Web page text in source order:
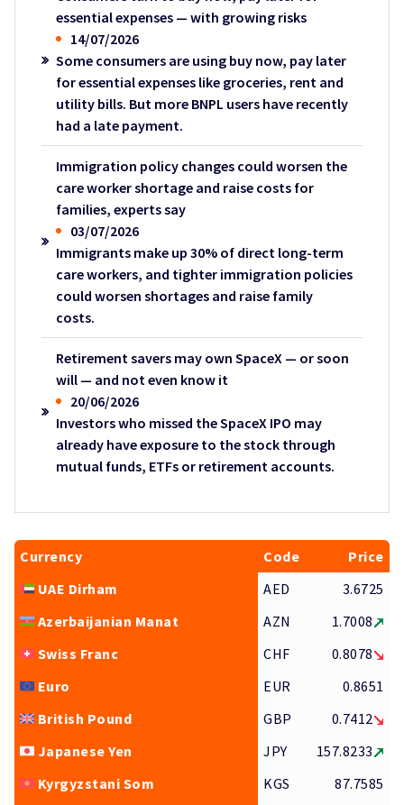
essential expenses — with growing risks
14/07/2026
Some consumers are using buy now, pay later
for essential expenses like groceries, rent and
utility bills. But more BNPL users have recently
had a late payment.
Immigration policy changes could worsen the
care worker shortage and raise costs for
families, experts say
03/07/2026
Immigrants make up 30% of direct long-term
care workers, and tighter immigration policies
could worsen shortages and raise family
costs.
Retirement savers may own SpaceX — or soon
will — and not even know it
20/06/2026
Investors who missed the SpaceX IPO may
already have exposure to the stock through
mutual funds, ETFs or retirement accounts.
Currency Code
Price
UAE Dirham
AED
3.6725
Azerbaijanian Manat
AZN
1.7008
Swiss Franc
CHF
0.8078
Euro
EUR
0.8651
British Pound
GBP
0.7412
Japanese Yen
JPY
157.8233
Kyrgyzstani Som
KGS
87.7585